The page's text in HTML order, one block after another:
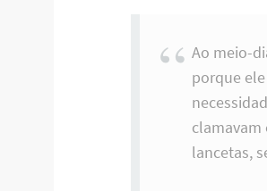
Ao meio-
porque
clamavam
lancetas,